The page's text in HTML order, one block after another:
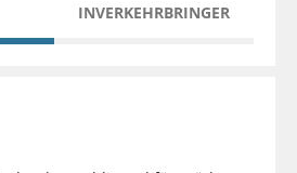
INVERKEHRBRINGER